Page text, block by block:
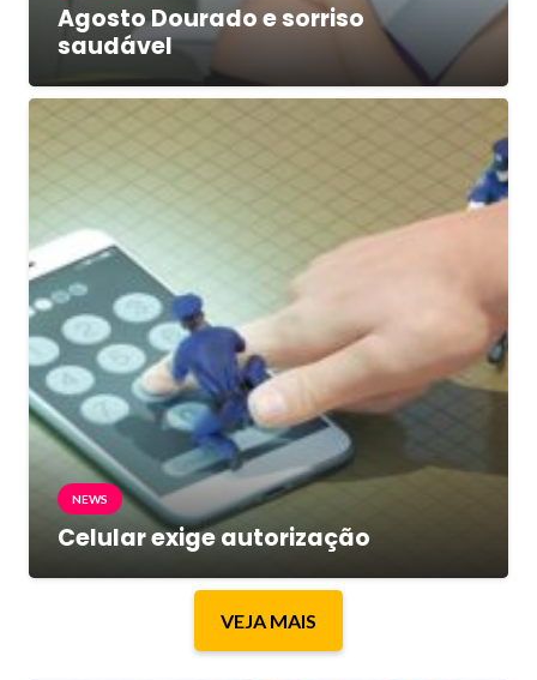
Agosto Dourado e sorriso
saudável
NEWS
Celular exige autorização
VEJA MAIS